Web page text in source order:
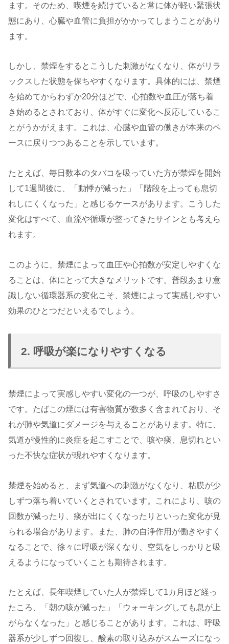
ます。そのため、喫煙を続けていると常に体が軽い緊張状
態にあり、心臓や血管に負担がかかってしまうことがあり
ます。
しかし、禁煙をするとこうした刺激がなくなり、体がリラ
ックスした状態を保ちやすくなります。具体的には、禁煙
を始めてからわずか20分ほどで、心拍数や血圧が落ち着
き始めるとされており、体がすぐに変化へ反応しているこ
とがうかがえます。これは、心臓や血管の働きが本来のペ
ースに戻りつつあることを示しています。
たとえば、毎日数本のタバコを吸っていた方が禁煙を開始
して1週間後に、「動悸が減った」「階段を上っても息切
れしにくくなった」と感じるケースがあります。こうした
変化はすべて、血流や循環が整ってきたサインとも考えら
れます。
このように、禁煙によって血圧や心拍数が安定しやすくな
ることは、体にとって大きなメリットです。普段あまり意
識しない循環器系の変化こそ、禁煙によって実感しやすい
効果のひとつだといえるでしょう。
2. 呼吸が楽になりやすくなる
禁煙によって実感しやすい変化の一つが、呼吸のしやすさ
です。たばこの煙には有害物質が数多く含まれており、そ
れが肺や気道にダメージを与えることがあります。特に、
気道が慢性的に炎症を起こすことで、咳や痰、息切れとい
った不快な症状が現れやすくなります。
禁煙を始めると、まず気道への刺激がなくなり、粘膜が少
しずつ落ち着いていくとされています。これにより、咳の
回数が減ったり、痰が出にくくなったりといった変化が見
られる場合があります。また、肺の自浄作用が働きやすく
なることで、徐々に呼吸が深くなり、空気をしっかりと吸
えるようになっていくことも期待されます。
たとえば、長年喫煙していた人が禁煙して1カ月ほど経っ
たころ、「朝の咳が減った」「ウォーキングしても息が上
がらなくなった」と感じることがあります。これは、呼吸
器系が少しずつ回復し、酸素の取り込みがスムーズになっ